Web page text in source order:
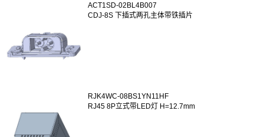
ACT1SD-02BL4B007
CDJ-8S 下插式两孔主体带铁插片
RJK4WC-08BS1YN11HF
RJ45 8P立式带LED灯 H=12.7mm